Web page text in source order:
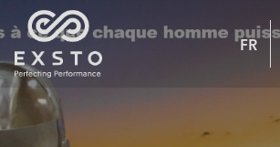
FR